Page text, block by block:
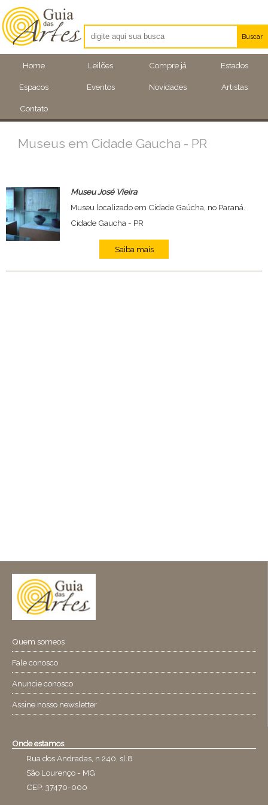
Home Leilões Compre já Estados
Espacos Eventos Novidades Artistas
Contato
Buscar
Artistas
Eventos
Museus em Cidade Gaucha - PR
Museu José Vieira
Museu localizado em Cidade Gaúcha, no Paraná.
Cidade Gaucha - PR
Saiba mais
Quem someos
Fale conosco
Anuncie conosco
Assine nosso newsletter
Onde estamos
Rua dos Andradas, n.240, sl.8
São Lourenço - MG
CEP: 37470-000